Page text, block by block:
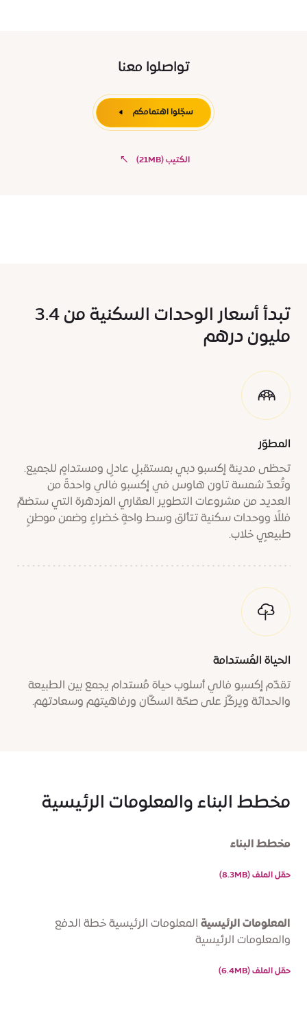
تواصلوا معنا
الكتيب (21MB)
سجّلوا اهتمامكم
تبدأ أسعار الوحدات السكنية من 3.4
مليون درهم
المطوّر
تحظى مدينة إكسبو دبي بمستقبلٍ عادلٍ ومستدامٍ للجميع.
وتُعدّ شمسة تاون هاوس في إكسبو فالي واحدةً من
العديد من مشروعات التطوير العقاري المزدهرة التي ستضمّ
فللًا ووحدات سكنية تتألق وسط واحةٍ خضراءٍ وضمن موطنٍ
طبيعيٍ خلاب.
الحياة المُستدامة
تقدّم إكسبو فالي أسلوب حياة مُستدام يجمع بين الطبيعة
والحداثة ويركّز على صحّة السكّان ورفاهيتهم وسعادتهم.
مخطط البناء والمعلومات الرئيسية
مخطط البناء
حمّل الملف (8.3MB)
المعلومات الرئيسية المعلومات الرئيسية خطة الدفع
والمعلومات الرئيسية
حمّل الملف (6.4MB)